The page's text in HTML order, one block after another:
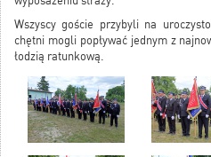
Wszyscy goście przybyli na
chętni mogli popływać jednym z
łodzią ratunkową.